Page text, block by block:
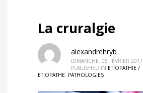
La cruralgie
alexandrehryb
DIMANCHE, 05 FÉVRIER 2017
PUBLISHED IN ETIOPATHIE /
ETIOPATHE, PATHOLOGIES